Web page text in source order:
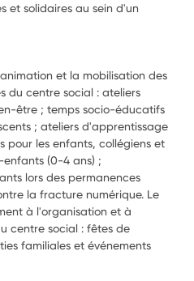
et solidaires au sein d'un
et la mobilisation des
du centre social : ateliers
être ; temps socio-éducatifs
; ateliers d'apprentissage
pour les enfants, collégiens et
(0-4 ans) ;
lors des permanences
la fracture numérique. Le
à l'organisation et à
centre social : fêtes de
familiales et événements